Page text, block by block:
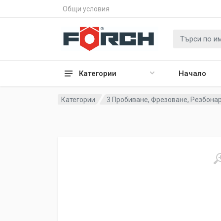
Общи условия
Категории Начало
Категории 3 Пробиване, Фрезоване,